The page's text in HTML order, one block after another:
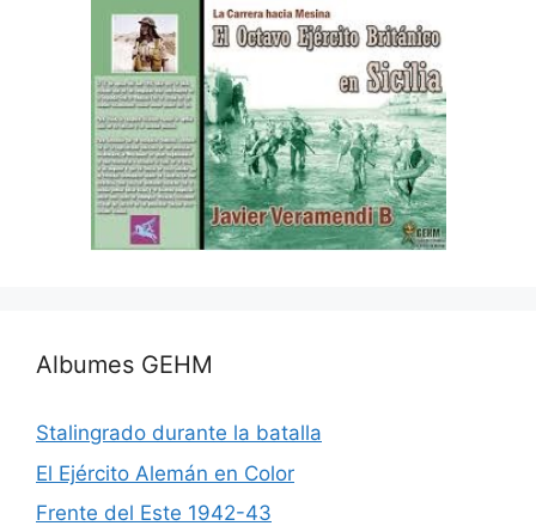
Albumes GEHM
Stalingrado durante la batalla
El Ejército Alemán en Color
Frente del Este 1942-43